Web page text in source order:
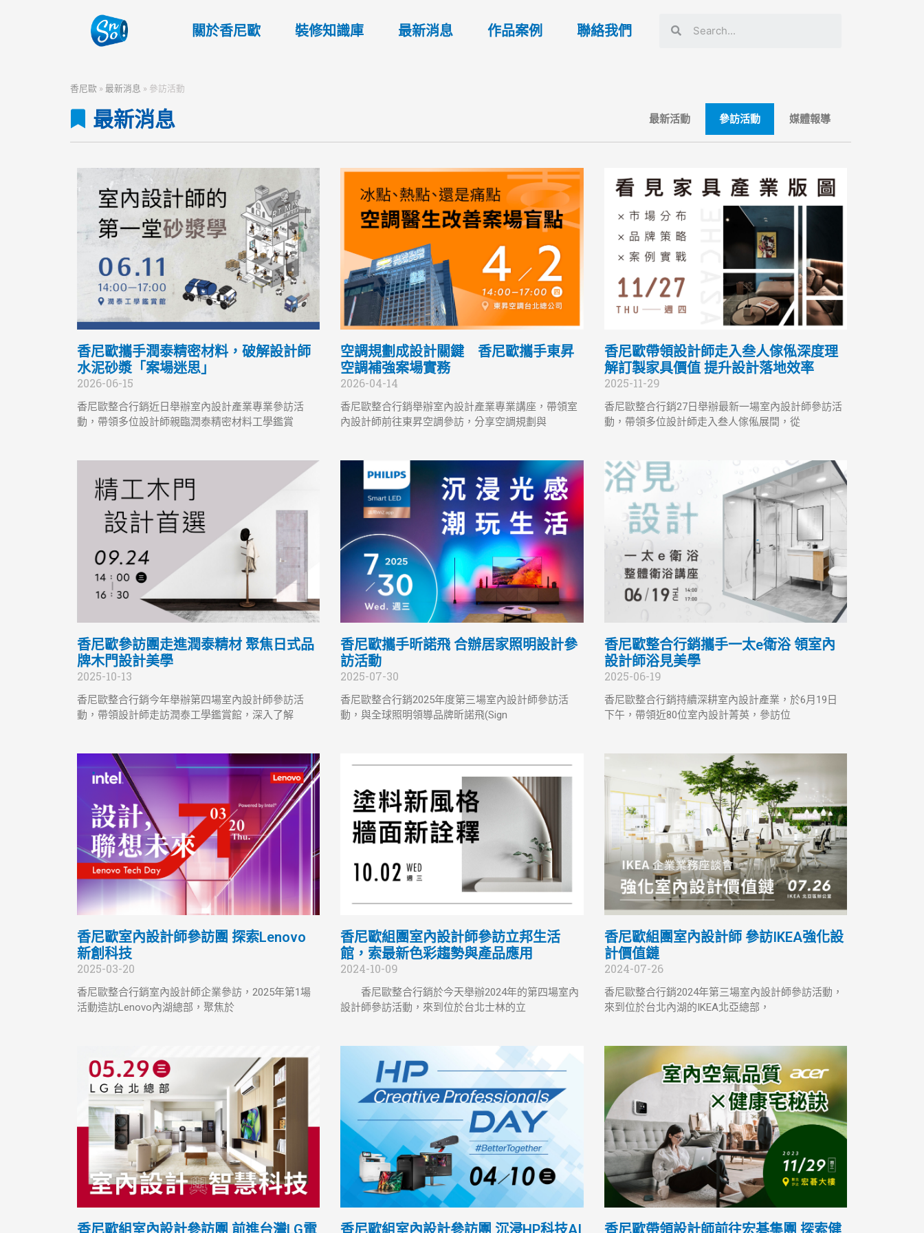
關於香尼歐 裝修知識庫 最新消息 作品案例 聯絡我們
香尼歐 » 最新消息 » 參訪活動
最新消息 最新活動 參訪活動 媒體報導
香尼歐攜手潤泰精密材料，破解設計師
水泥砂漿「案場迷思」
2026-06-15
香尼歐整合行銷近日舉辦室內設計產業專業參訪活
動，帶領多位設計師親臨潤泰精密材料工學鑑賞
空調規劃成設計關鍵 香尼歐攜手東昇
空調補強案場實務
2026-04-14
香尼歐整合行銷舉辦室內設計產業專業講座，帶領室
內設計師前往東昇空調參訪，分享空調規劃與
香尼歐帶領設計師走入叁人傢俬深度理
解訂製家具價值 提升設計落地效率
2025-11-29
香尼歐整合行銷27日舉辦最新一場室內設計師參訪活
動，帶領多位設計師走入叁人傢俬展間，從
香尼歐參訪團走進潤泰精材 聚焦日式品
牌木門設計美學
2025-10-13
香尼歐整合行銷今年舉辦第四場室內設計師參訪活
動，帶領設計師走訪潤泰工學鑑賞館，深入了解
香尼歐攜手昕諾飛 合辦居家照明設計參
訪活動
2025-07-30
香尼歐整合行銷2025年度第三場室內設計師參訪活
動，與全球照明領導品牌昕諾飛(Sign
香尼歐整合行銷攜手一太e衛浴 領室內
設計師浴見美學
2025-06-19
香尼歐整合行銷持續深耕室內設計產業，於6月19日
下午，帶領近80位室內設計菁英，參訪位
香尼歐室內設計師參訪團 探索Lenovo
新創科技
2025-03-20
香尼歐整合行銷室內設計師企業參訪，2025年第1場
活動造訪Lenovo內湖總部，聚焦於
香尼歐組團室內設計師參訪立邦生活
館，索最新色彩趨勢與產品應用
2024-10-09
香尼歐整合行銷於今天舉辦2024年的第四場室內
設計師參訪活動，來到位於台北士林的立
香尼歐組團室內設計師 參訪IKEA強化設
計價值鏈
2024-07-26
香尼歐整合行銷2024年第三場室內設計師參訪活動，
來到位於台北內湖的IKEA北亞總部，